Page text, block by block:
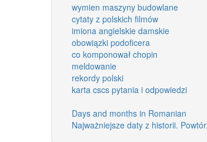
wymien maszyny budowlane
cytaty z polskich filmów
imiona angielskie damskie
obowiązki podoficera
co komponował chopin
meldowanie
rekordy polski
karta cscs pytania i odpowiedzi
Days and months in Romanian
Najważniejsze daty z historii.